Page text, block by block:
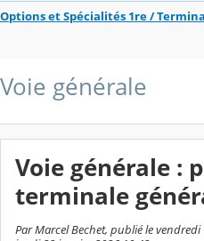
Options et Spécialités 1re /
Voie générale
Voie générale :
terminale
Par Marcel Bechet, publié le